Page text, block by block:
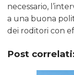
necessario,
a una buona
dei roditori con
Post